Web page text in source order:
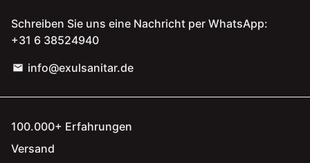
Schreiben Sie uns eine Nachricht per WhatsApp:
+31 6 38524940
email info@exulsanitar.de
100.000+ Erfahrungen
Versand